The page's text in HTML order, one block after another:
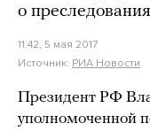
о
11:42, 5 мая 2017
Источник: РИА Новости
Президент РФ
уполномоченной